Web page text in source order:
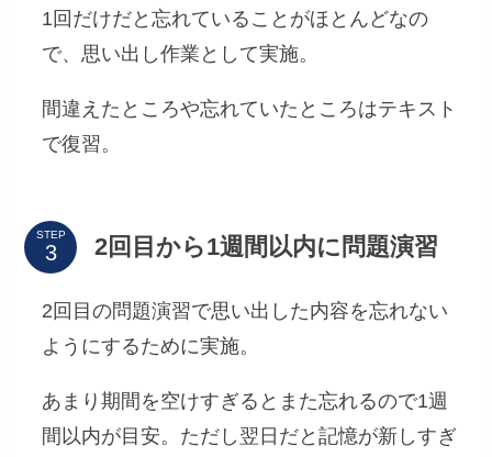
1回だけだと忘れていることがほとんどなの
で、思い出し作業として実施。
間違えたところや忘れていたところはテキスト
で復習。
STEP 2回目から1週間以内に問題演習
2回目の問題演習で思い出した内容を忘れない
ようにするために実施。
あまり期間を空けすぎるとまた忘れるので1週
間以内が目安。ただし翌日だと記憶が新しすぎ